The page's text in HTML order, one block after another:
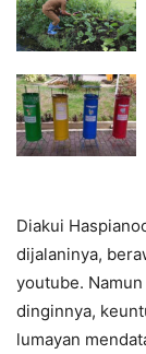
Diakui
dijalaninya,
youtube.
dinginnya,
lumayan